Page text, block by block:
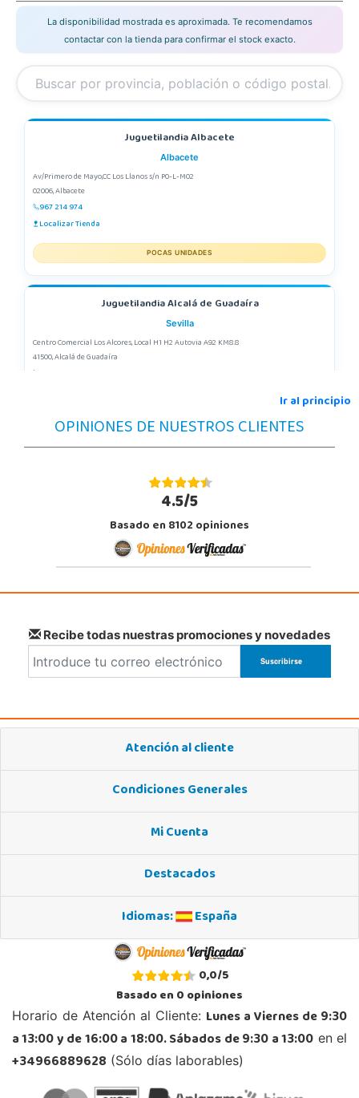
La disponibilidad mostrada es aproximada. Te recomendamos
contactar con la tienda para confirmar el stock exacto.
Juguetilandia Albacete
Albacete
Av/Primero de Mayo,CC Los Llanos s/n P0-L-M02
02006, Albacete
967 214 974
Localizar Tienda
POCAS UNIDADES
Juguetilandia Alcalá de Guadaíra
Sevilla
Centro Comercial Los Alcores, Local H1 H2 Autovia A92 KM8.8
41500, Alcalá de Guadaíra
Juguetilandia Alcobendas
Madrid
Av. Olímpica, 9, Local A13/21, Centro Comercial La Vega
Juguetilandia Armilla
Granada
Carretera Armilla 29, Urb. Porcegram, 2
Localizar Tienda
STOCK DISPONIBLE
14013, Córdoba
POCAS UNIDADES
Juguetilandia Don Benito Vegas
AV/ Vegas Altas Nº 27-2
06400, Don Benito
924 805 636
Localizar Tienda
Ir al principio
OPINIONES DE NUESTROS CLIENTES
4.5/5
Basado en 8102 opiniones
Recibe todas nuestras promociones y novedades
Atención al cliente
Condiciones Generales
Mi Cuenta
Destacados
Idiomas:
España
0,0/5
Basado en0opiniones
Horario de Atención al Cliente: Lunes a Viernes de 9:30
a 13:00 y de 16:00 a 18:00. Sábados de 9:30 a 13:00 en el
+34966889628 (Sólo días laborables)